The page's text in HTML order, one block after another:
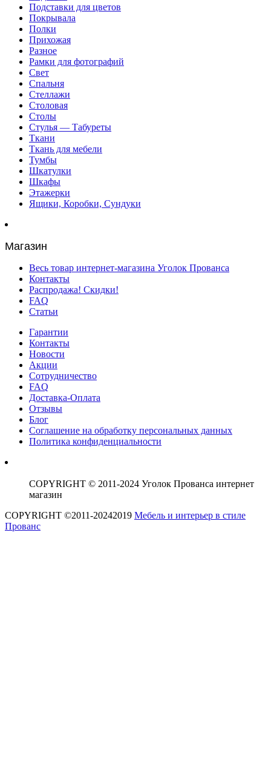
Подставки для цветов
Покрывала
Полки
Прихожая
Разное
Рамки для фотографий
Свет
Спальня
Стеллажи
Столовая
Столы
Стулья — Табуреты
Ткани
Ткань для мебели
Тумбы
Шкатулки
Шкафы
Этажерки
Ящики, Коробки, Сундуки
Магазин
Весь товар интернет-магазина Уголок Прованса
Контакты
Распродажа! Скидки!
FAQ
Статьи
Гарантии
Контакты
Новости
Акции
Сотрудничество
FAQ
Доставка-Оплата
Отзывы
Блог
Соглашение на обработку персональных данных
Политика конфиденциальности
COPYRIGHT © 2011-2024 Уголок Прованса интернет
магазин
COPYRIGHT ©2011-20242019 Мебель и интерьер в стиле
Прованс